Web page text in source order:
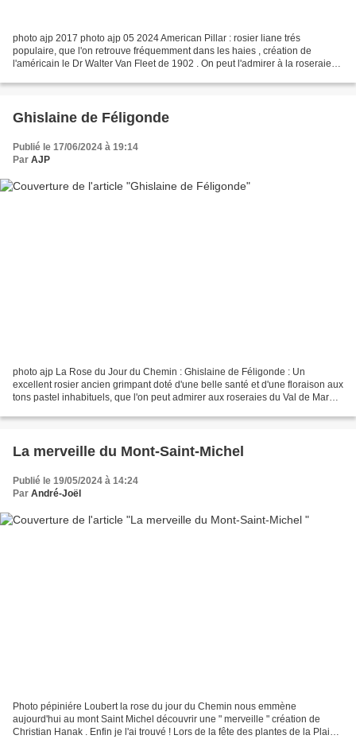
photo ajp 2017 photo ajp 05 2024 American Pillar : rosier liane trés
populaire, que l'on retrouve fréquemment dans les haies , création de
l'américain le Dr Walter Van Fleet de 1902 . On peut l'admirer à la roseraie
Ghislaine de Féligonde
Publié le 17/06/2024 à 19:14
Par AJP
photo ajp La Rose du Jour du Chemin : Ghislaine de Féligonde : Un
excellent rosier ancien grimpant doté d'une belle santé et d'une floraison aux
tons pastel inhabituels, que l'on peut admirer aux roseraies du Val de Marne,
La merveille du Mont-Saint-Michel
Publié le 19/05/2024 à 14:24
Par André-Joël
Photo pépiniére Loubert la rose du jour du Chemin nous emmène
aujourd'hui au mont Saint Michel découvrir une " merveille " création de
Christian Hanak . Enfin je l'ai trouvé ! Lors de la fête des plantes de la Plaine